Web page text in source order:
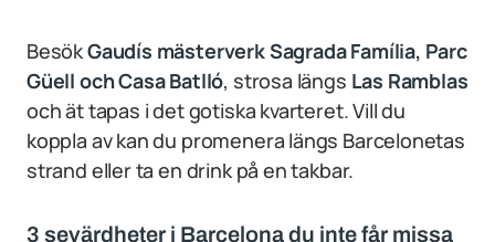
BesökGaudís mästerverk Sagrada Família, Parc
Güell och Casa Batlló, strosa längs Las Ramblas
och ät tapas i det gotiska kvarteret. Vill du
koppla av kan du promenera längs Barcelonetas
strand eller ta en drink på en takbar.
3 sevärdheter i Barcelona du inte får missa